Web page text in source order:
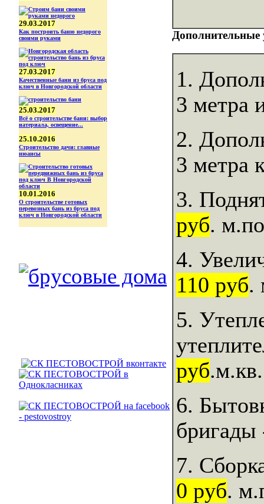
29.03.2017
Как построить баню недорого
своими руками
27.03.2017
Качественные бани из бруса под
ключ в Новгородской области
25.03.2017
Всё о строительстве бани: выбор
иатериала, освещение...
25.10.2016
Строительство дачи: главные
нюансы
10.01.2016
О строительстве готовых
перевозных бань из бруса под
ключ в Новгородской области
Дополнительные
1.
3 метра
2.
3 метра
3.
руб.
4.
110 руб.
5.
руб.м.кв.
6.
7.
0 руб.